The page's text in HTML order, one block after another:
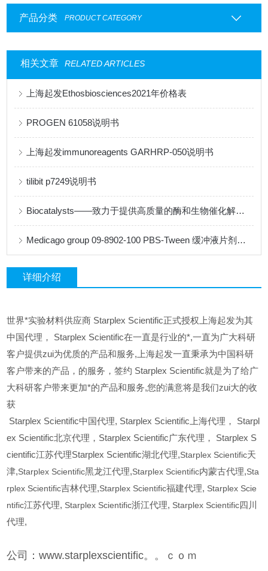
产品分类 PRODUCT CATEGORY
相关文章 RELATED ARTICLES
上海起发Ethosbiosciences2021年价格表
PROGEN 61058说明书
上海起发immunoreagents GARHRP-050说明书
tilibit p7249说明书
Biocatalysts——致力于提供高质量的酶和生物催化解决方案
Medicago group 09-8902-100 PBS-Tween 缓冲液片剂说明书
详细介绍
世界*实验材料供应商 Starplex Scientific正式授权上海起发为其
中国代理， Starplex Scientific在一直是行业的*,一直为广大科研
客户提供zui为优质的产品和服务,上海起发一直秉承为中国科研
客户带来的产品，的服务，签约 Starplex Scientific就是为了给广
大科研客户带来更加*的产品和服务,您的满意将是我们zui大的收
获
Starplex Scientific中国代理, Starplex Scientific上海代理， Starpl
ex Scientific北京代理，Starplex Scientific广东代理， Starplex S
cientific江苏代理Starplex Scientific湖北代理,Starplex Scientific天
津,Starplex Scientific黑龙江代理,Starplex Scientific内蒙古代理,Sta
rplex Scientific吉林代理,Starplex Scientific福建代理, Starplex Scie
ntific江苏代理, Starplex Scientific浙江代理, Starplex Scientific四川
代理,
公司：www.starplexscientific。。ｃｏｍ